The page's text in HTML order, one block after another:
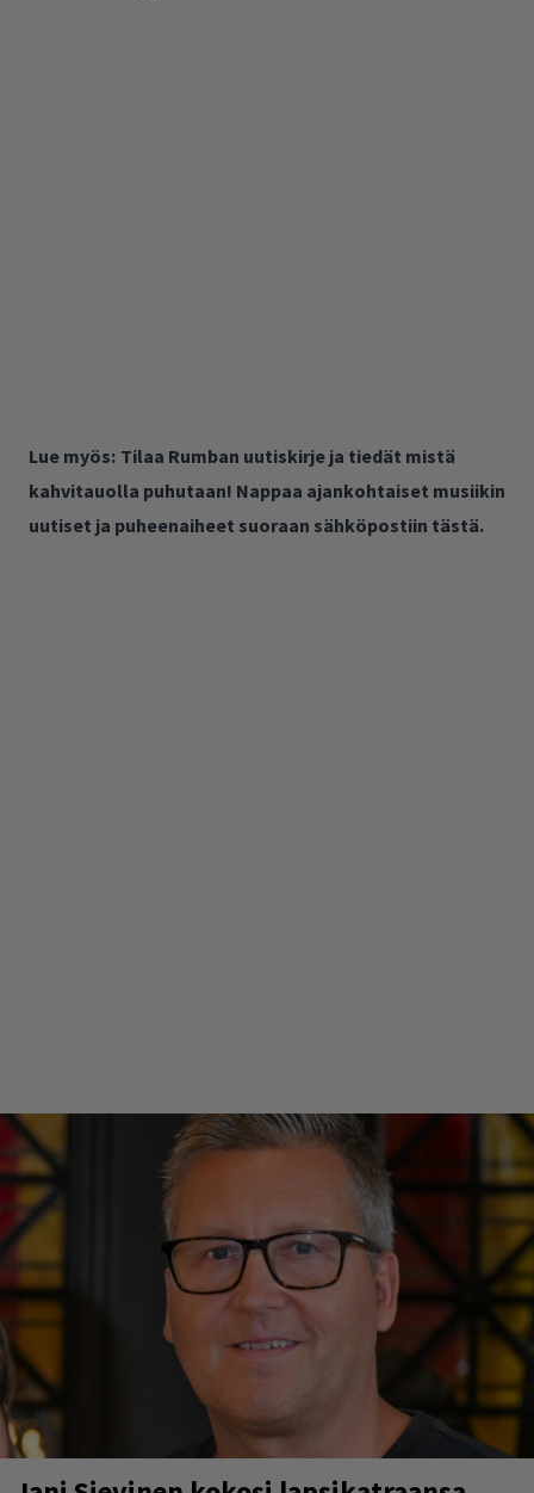
Lue myös: Tilaa Rumban uutiskirje ja tiedät mistä
kahvitauolla puhutaan! Nappaa ajankohtaiset musiikin
uutiset ja puheenaiheet suoraan sähköpostiin tästä.